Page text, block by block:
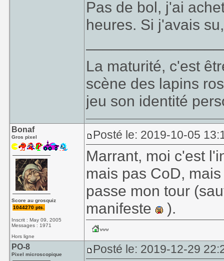
Pas de bol, j'ai
heures. Si j'avais
La maturité, c'est
scène des lapins
jeu son identité
Bonaf
Gros pixel
Score au grosquiz
1044270 pts.
Inscrit : May 09, 2005
Messages : 1971
Hors ligne
Posté le: 2019-10-05
Marrant, moi c'est
mais pas CoD,
passe mon tour
manifeste
).
PO-8
Pixel microscopique Posté le: 2019-12-29